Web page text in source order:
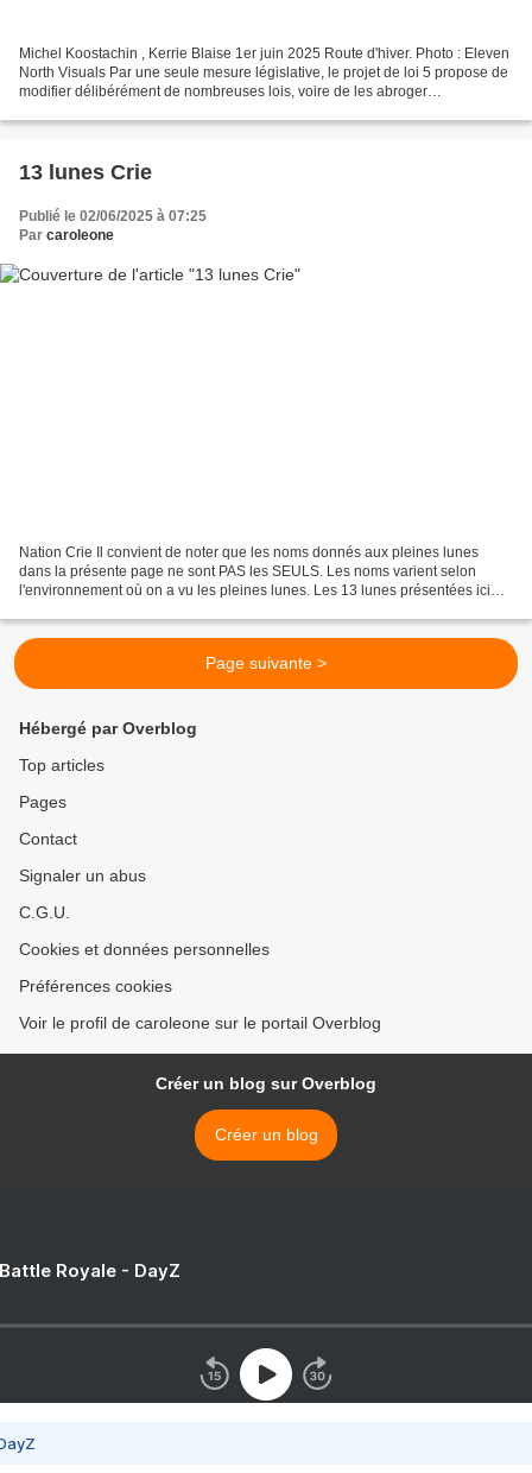
Michel Koostachin , Kerrie Blaise 1er juin 2025 Route d'hiver. Photo : Eleven
North Visuals Par une seule mesure législative, le projet de loi 5 propose de
modifier délibérément de nombreuses lois, voire de les abroger
13 lunes Crie
Publié le 02/06/2025 à 07:25
Par caroleone
Nation Crie Il convient de noter que les noms donnés aux pleines lunes
dans la présente page ne sont PAS les SEULS. Les noms varient selon
l'environnement où on a vu les pleines lunes. Les 13 lunes présentées ici
Page suivante >
Hébergé par Overblog
Top articles
Pages
Contact
Signaler un abus
C.G.U.
Cookies et données personnelles
Préférences cookies
Voir le profil de caroleone sur le portail Overblog
Créer un blog sur Overblog
Créer un blog
Royale - DayZ